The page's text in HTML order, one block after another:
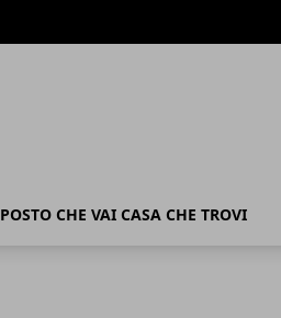
POSTO CHE VAI CASA CHE TROVI